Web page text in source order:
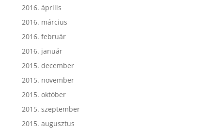
2016. április
2016. március
2016. február
2016. január
2015. december
2015. november
2015. október
2015. szeptember
2015. augusztus